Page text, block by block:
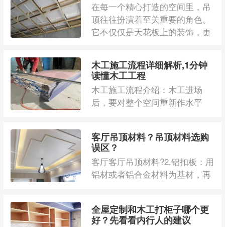
在每一个精心打造的空间里，吊
顶往往扮演着至关重要的角色。
它不仅仅是天花板上的装饰，更
木工施工流程详细解析,1分钟
读懂木工工程
木工施工流程介绍：木工进场
后，要对整个空间重新作水平
客厅吊顶材料？吊顶材料选购
误区？
客厅客厅吊顶材料?2.铝扣板：用
铝材或者铝合金材料为基材，再
全屋定制和木工打柜子哪个更
好？先看看内行人的建议